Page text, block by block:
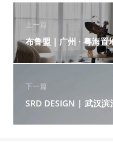
上一篇
布鲁盟｜广州 · 粤海
下一篇
SRD DESIGN | 武汉